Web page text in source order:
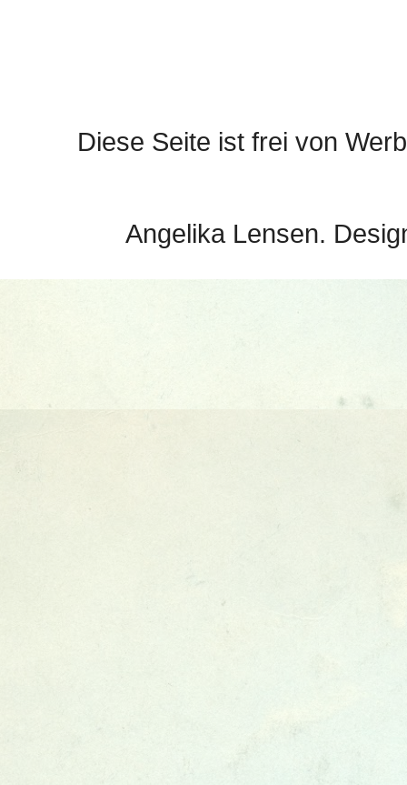
Diese Seite ist frei von
Angelika Lensen.